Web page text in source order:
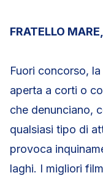
FRATELLO
Fuori concorso,
aperta a corti o
che denunciano,
qualsiasi tipo di
provoca
laghi. I migliori